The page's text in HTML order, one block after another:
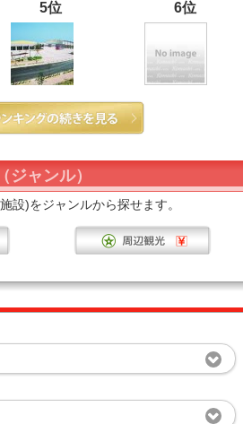
5位 6位
ジャンル）
設)をジャンルから探せます。